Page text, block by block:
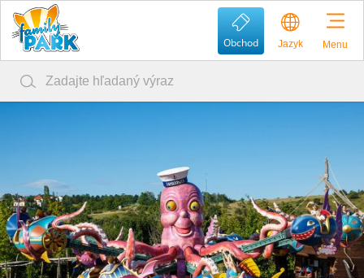
Obchod Jazyk Menu